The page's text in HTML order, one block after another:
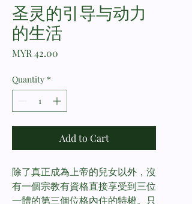
圣灵的引导与动力
的生活
MYR 42.00
Quantity *
Add to Cart
除了真正成為上帝的兒女以外，沒
有一個宗教有資格直接享受到三位
一體的第三個位格內住的特權。只